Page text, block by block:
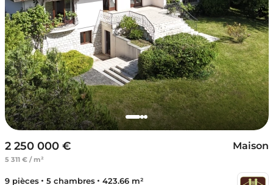
2 250 000 €
5 311 € / m²
Maison
9 pièces 5 chambres
423.66 m²